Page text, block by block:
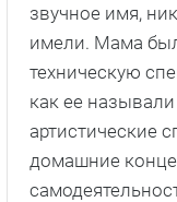
звучное имя,
имели. Мама
техническую
как ее
артистические
домашние